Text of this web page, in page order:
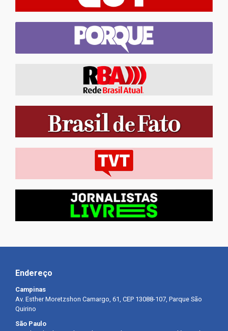
Endereço
Campinas
Av. Esther Moretzshon Camargo, 61, CEP 13088-107, Parque São
Quirino
São Paulo